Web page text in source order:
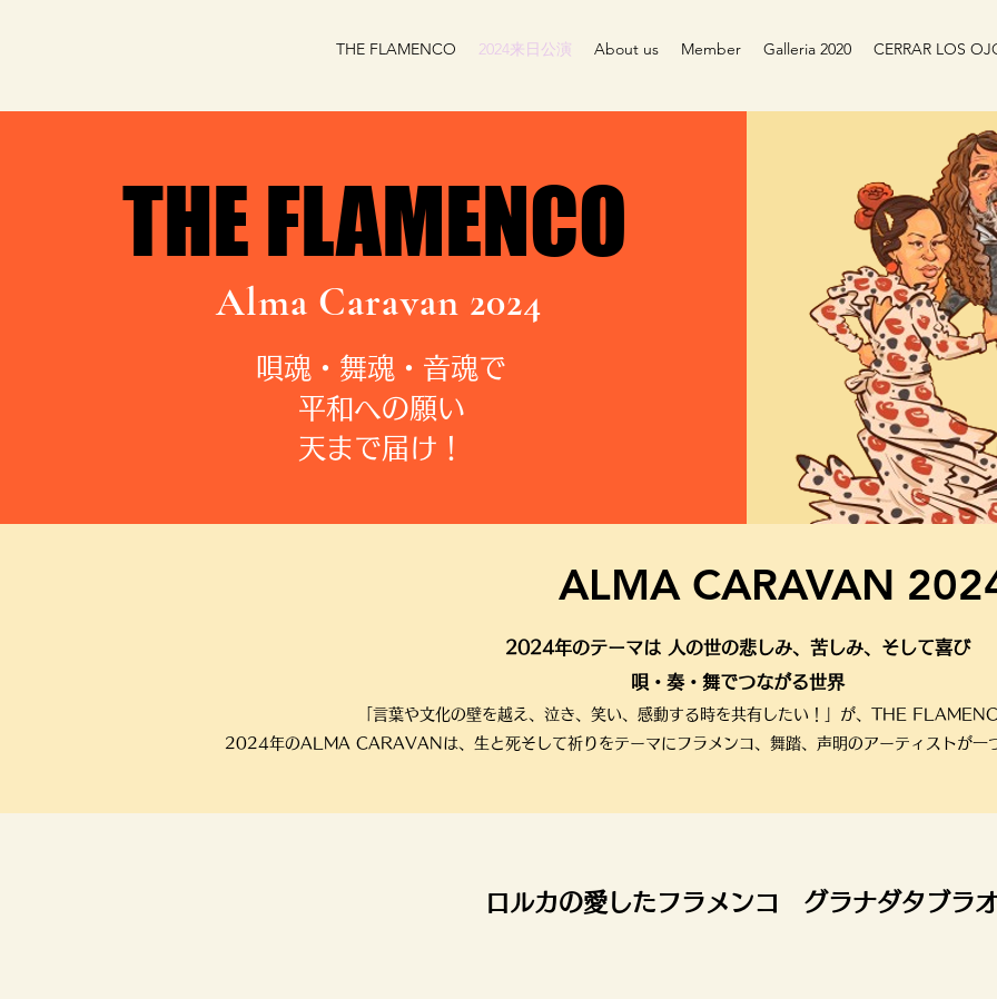
THE FLAMENCO 2024来日公演 About us Member Galleria 2020 CERRAR LOS
THE FLAMENCO
THE FLAMENCO
Alma Caravan 2024
唄魂・舞魂・音魂で
平和への願い
天まで届け！
ALMA CARAVAN
2024年のテーマは 人の世の悲しみ、苦しみ、そして喜び
唄・奏・舞でつながる世界
「言葉や文化の壁を越え、泣き、笑い、感動する時を共有したい！」が、THE
2024年のALMA CARAVANは、生と死そして祈りをテーマにフラメンコ、舞踏、声明のアーティストが一
ロルカの愛したフラメンコ グラナダタブラ